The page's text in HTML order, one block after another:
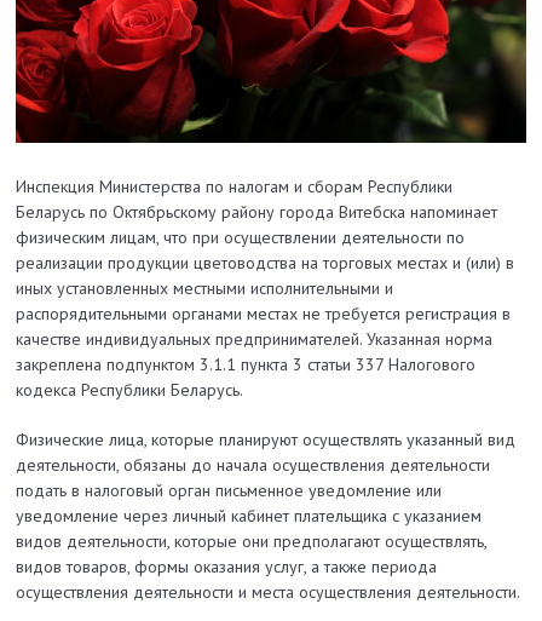
Инспекция Министерства по налогам и сборам Республики
Беларусь по Октябрьскому району города Витебска напоминает
физическим лицам, что при осуществлении деятельности по
реализации продукции цветоводства на торговых местах и (или) в
иных установленных местными исполнительными и
распорядительными органами местах не требуется регистрация в
качестве индивидуальных предпринимателей. Указанная норма
закреплена подпунктом 3.1.1 пункта 3 статьи 337 Налогового
кодекса Республики Беларусь.
Физические лица, которые планируют осуществлять указанный вид
деятельности, обязаны до начала осуществления деятельности
подать в налоговый орган письменное уведомление или
уведомление через личный кабинет плательщика с указанием
видов деятельности, которые они предполагают осуществлять,
видов товаров, формы оказания услуг, а также периода
осуществления деятельности и места осуществления деятельности.